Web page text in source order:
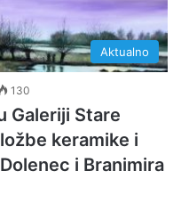
Aktualno
130
Galeriji Stare
keramike i
i Branimira